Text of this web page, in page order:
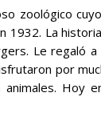
zoológico
1932. La
Le regaló
por
Hoy